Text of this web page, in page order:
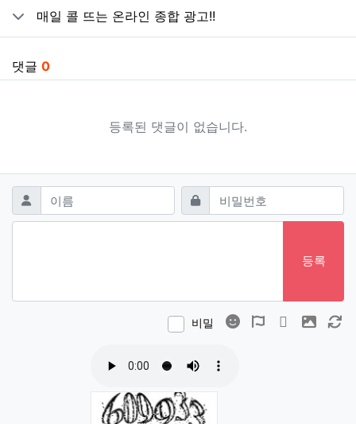
매일 콜 뜨는 온라인 종합 광고!!
댓글 0
등록된 댓글이 없습니다.
댓글쓰기
이름 필수 비밀번호필수
등록
비밀 이모티콘폰트어썸
동영상 이미지